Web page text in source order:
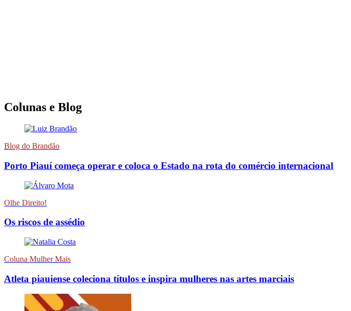
Colunas e Blog
Blog do Brandão
Porto Piauí começa operar e coloca o Estado na rota do comércio internacional
Olhe Direito!
Os riscos de assédio
Coluna Mulher Mais
Atleta piauiense coleciona títulos e inspira mulheres nas artes marciais